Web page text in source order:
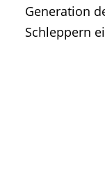
Generation
Schleppern